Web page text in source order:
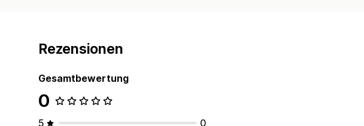
Rezensionen
Gesamtbewertung
0
5
0